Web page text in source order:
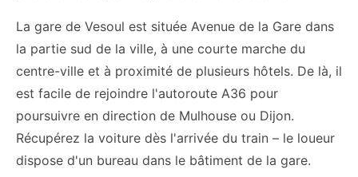
La gare de Vesoul est située Avenue de la Gare dans
la partie sud de la ville, à une courte marche du
centre-ville et à proximité de plusieurs hôtels. De là, il
est facile de rejoindre l'autoroute A36 pour
poursuivre en direction de Mulhouse ou Dijon.
Récupérez la voiture dès l'arrivée du train – le loueur
dispose d'un bureau dans le bâtiment de la gare.